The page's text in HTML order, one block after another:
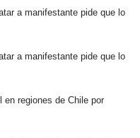
a manifestante pide que lo
a manifestante pide que lo
en regiones de Chile por